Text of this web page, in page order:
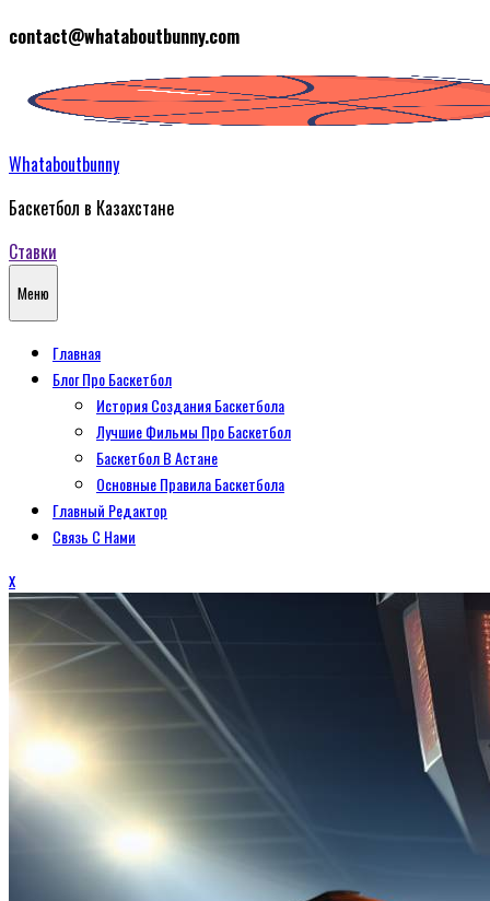
Перейти
содержимому
contact@whataboutbunny.com
Whataboutbunny
Баскетбол в Казахстане
Ставки
Меню
Главная
Блог Про Баскетбол
История Создания Баскетбола
Лучшие Фильмы Про Баскетбол
Баскетбол В Астане
Основные Правила Баскетбола
Главный Редактор
Связь С Нами
xЗакрыть
меню